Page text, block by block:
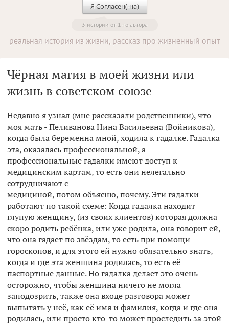
Я Согласен(-на)
3 истории от 1-го автора
реальная история из жизни, рассказ про жизненный опыт
Чёрная магия в моей жизни или
жизнь в советском союзе
Недавно я узнал (мне рассказали родственники), что
моя мать - Пеливанова Нина Васильевна (Войникова),
когда была беременна мной, ходила к гадалке. Гадалка
эта, оказалась профессиональной, а
профессиональные гадалки имеют доступ к
медицинским картам, то есть они нелегально
сотрудничают с
медициной, потом объясню, почему. Эти гадалки
работают по такой схеме: Когда гадалка находит
глупую женщину, (из своих клиентов) которая должна
скоро родить ребёнка, или уже родила, она говорит ей,
что она гадает по звёздам, то есть при помощи
гороскопов, и для этого ей нужно обязательно знать,
когда и где эта женщина родилась, то есть её
паспортные данные. Но гадалка делает это очень
осторожно, чтобы женщина ничего не могла
заподозрить, также она входе разговора может
выпытать у неё, как её имя и фамилия, когда и где она
родилась, или просто кто-то может проследить за этой